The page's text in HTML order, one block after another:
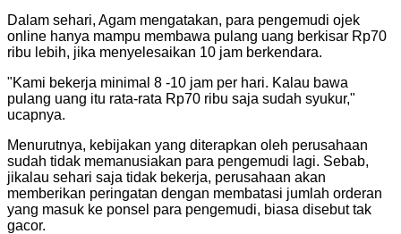
Dalam sehari, Agam mengatakan, para pengemudi ojek
online hanya mampu membawa pulang uang berkisar Rp70
ribu lebih, jika menyelesaikan 10 jam berkendara.
"Kami bekerja minimal 8 -10 jam per hari. Kalau bawa
pulang uang itu rata-rata Rp70 ribu saja sudah syukur,"
ucapnya.
Menurutnya, kebijakan yang diterapkan oleh perusahaan
sudah tidak memanusiakan para pengemudi lagi. Sebab,
jikalau sehari saja tidak bekerja, perusahaan akan
memberikan peringatan dengan membatasi jumlah orderan
yang masuk ke ponsel para pengemudi, biasa disebut tak
gacor.